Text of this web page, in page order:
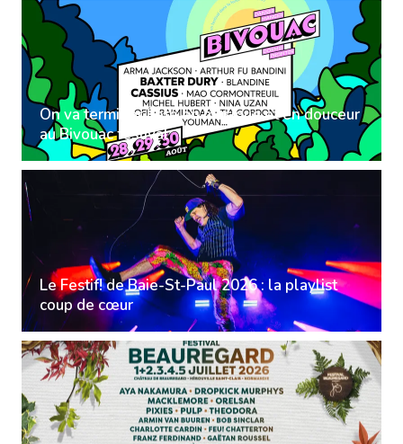
On va terminer l'été en musique et en douceur
au Bivouac festival
Le Festif! de Baie-St-Paul 2026 : la playlist
coup de cœur